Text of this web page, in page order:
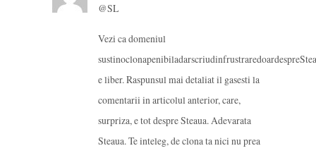
@SL
Vezi ca domeniul
e liber. Raspunsul mai detaliat il gasesti la
comentarii in articolul anterior, care,
surpriza, e tot despre Steaua. Adevarata
Steaua. Te inteleg, de clona ta nici nu prea